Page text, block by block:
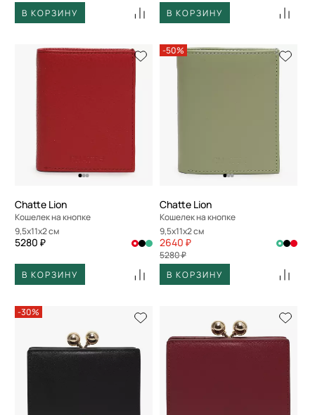
В КОРЗИНУ
В КОРЗИНУ
Chatte Lion
Кошелек на кнопке
9,5x11x2 см
5280 ₽
В КОРЗИНУ
-50%
Chatte Lion
Кошелек на кнопке
9,5x11x2 см
2640 ₽
5280 ₽
В КОРЗИНУ
-30%